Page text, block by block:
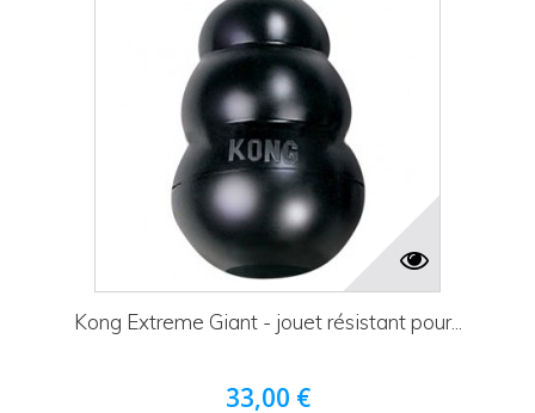
Kong Extreme Giant - jouet résistant pour...
33,00 €